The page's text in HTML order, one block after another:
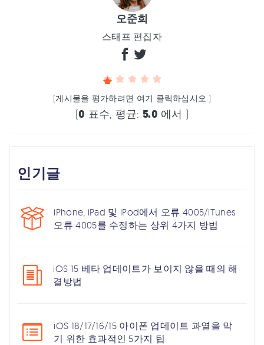
오준희
스태프 편집자
(게시물을 평가하려면 여기 클릭하십시오.)
(0 표수, 평균: 5.0 에서 )
인기글
iPhone, iPad 및 iPod에서 오류 4005/iTunes
오류 4005를 수정하는 상위 4가지 방법
iOS 15 베타 업데이트가 보이지 않을 때의 해
결방법
iOS 18/17/16/15 아이폰 업데이트 과열을 막
기 위한 효과적인 5가지 팁